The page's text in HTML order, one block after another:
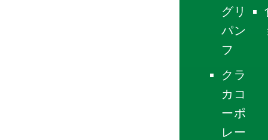
グリ
パン
フ
クラ
カコ
ーポ
レー